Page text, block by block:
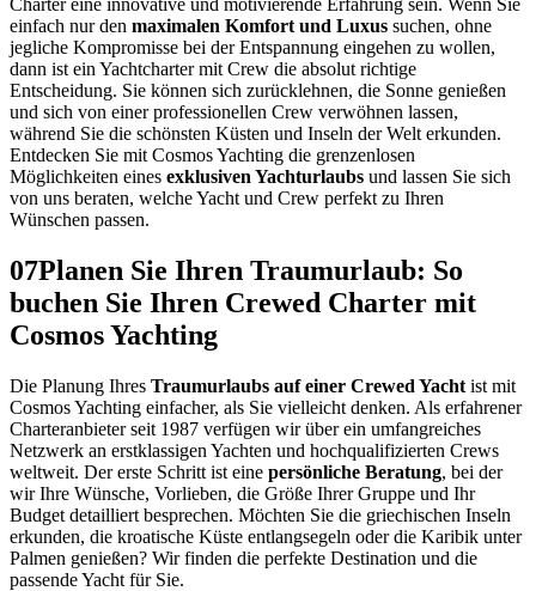
einfach nur den maximalen Komfort und Luxus suchen, ohne
jegliche Kompromisse bei der Entspannung eingehen zu wollen,
dann ist ein Yachtcharter mit Crew die absolut richtige
Entscheidung. Sie können sich zurücklehnen, die Sonne genießen
und sich von einer professionellen Crew verwöhnen lassen,
während Sie die schönsten Küsten und Inseln der Welt erkunden.
Entdecken Sie mit Cosmos Yachting die grenzenlosen
Möglichkeiten eines exklusiven Yachturlaubs und lassen Sie sich
von uns beraten, welche Yacht und Crew perfekt zu Ihren
Wünschen passen.
07Planen Sie Ihren Traumurlaub: So
buchen Sie Ihren Crewed Charter mit
Cosmos Yachting
Die Planung Ihres Traumurlaubs auf einer Crewed Yacht ist mit
Cosmos Yachting einfacher, als Sie vielleicht denken. Als erfahrener
Charteranbieter seit 1987 verfügen wir über ein umfangreiches
Netzwerk an erstklassigen Yachten und hochqualifizierten Crews
weltweit. Der erste Schritt ist eine persönliche Beratung, bei der
wir Ihre Wünsche, Vorlieben, die Größe Ihrer Gruppe und Ihr
Budget detailliert besprechen. Möchten Sie die griechischen Inseln
erkunden, die kroatische Küste entlangsegeln oder die Karibik unter
Palmen genießen? Wir finden die perfekte Destination und die
passende Yacht für Sie.